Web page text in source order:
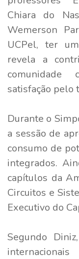
Chiara do
Wemerson
UCPel, ter
revela a
satisfação pelo
Durante o
a sessão de
consumo de
integrados.
capítulos da
Circuitos e
Executivo do
Segundo